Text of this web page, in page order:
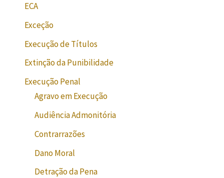
ECA
Exceção
Execução de Títulos
Extinção da Punibilidade
Execução Penal
Agravo em Execução
Audiência Admonitória
Contrarrazões
Dano Moral
Detração da Pena